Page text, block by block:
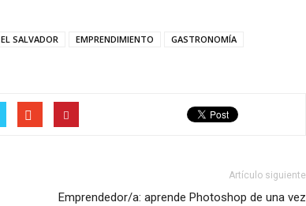
EL SALVADOR EMPRENDIMIENTO
GASTRONOMÍA
Artículo siguiente
Emprendedor/a: aprende Photoshop de una vez